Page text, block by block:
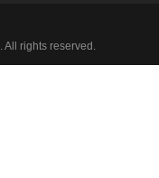
. All rights reserved.